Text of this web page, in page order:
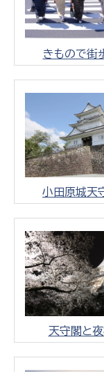
きもので街
小田原城天
天守閣と